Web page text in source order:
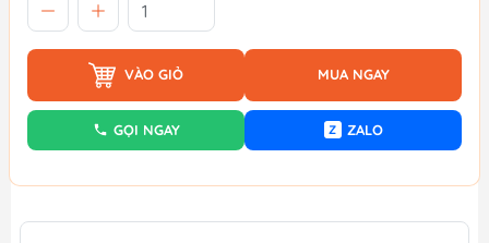
VÀO GIỎ MUA NGAY
GỌI NGAY Z ZALO